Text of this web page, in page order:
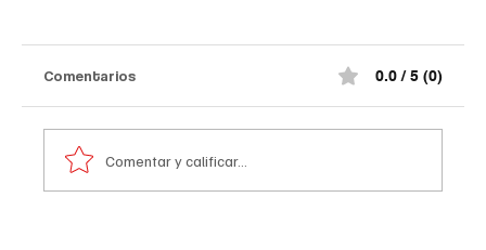
Comentarios 0.0 / 5 (0)
Comentar y calificar...